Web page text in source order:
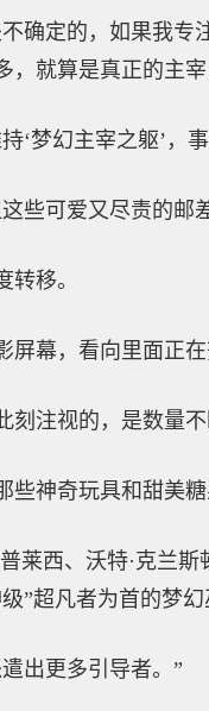
确定的，如果我
，就算是真正的主
‘梦幻主宰之躯’，
些可爱又尽责的邮
移。
屏幕，看向里面正在
注视的，是数量不
些神奇玩具和甜美
莱西、沃特·克兰
超凡者为首的梦幻
出更多引导者。”